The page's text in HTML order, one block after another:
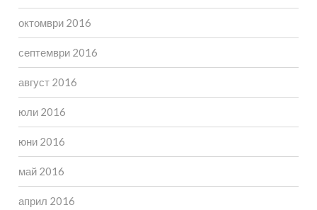
октомври 2016
септември 2016
август 2016
юли 2016
юни 2016
май 2016
април 2016